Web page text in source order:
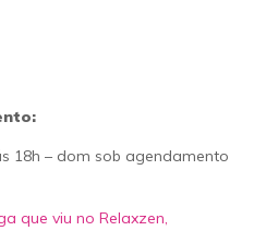
18h – dom sob agendamento
que viu no Relaxzen,